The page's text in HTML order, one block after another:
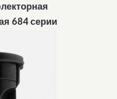
684 серии